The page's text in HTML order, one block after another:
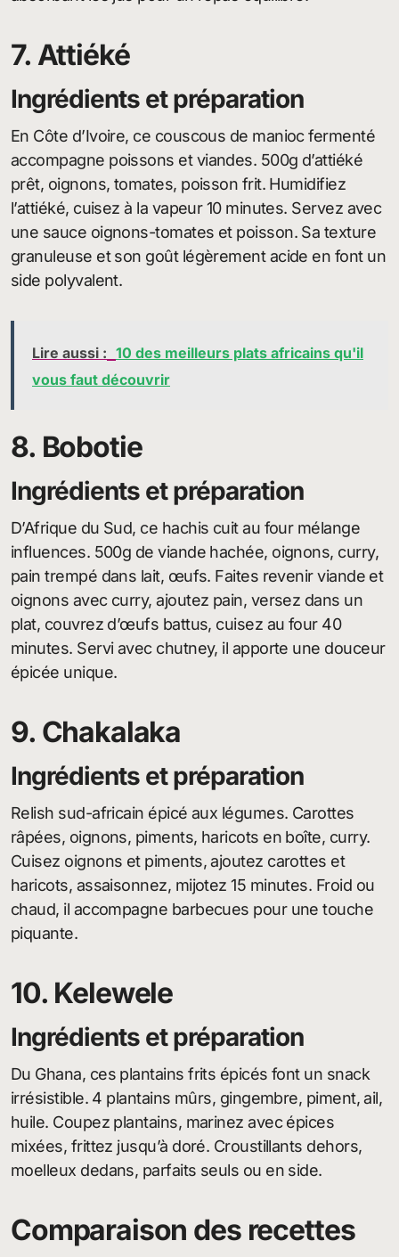
7. Attiéké
Ingrédients et préparation
En Côte d’Ivoire, ce couscous de manioc fermenté
accompagne poissons et viandes. 500g d’attiéké
prêt, oignons, tomates, poisson frit. Humidifiez
l’attiéké, cuisez à la vapeur 10 minutes. Servez avec
une sauce oignons-tomates et poisson. Sa texture
granuleuse et son goût légèrement acide en font un
side polyvalent.
Lire aussi : 10 des meilleurs plats africains qu'il
vous faut découvrir
8. Bobotie
Ingrédients et préparation
D’Afrique du Sud, ce hachis cuit au four mélange
influences. 500g de viande hachée, oignons, curry,
pain trempé dans lait, œufs. Faites revenir viande et
oignons avec curry, ajoutez pain, versez dans un
plat, couvrez d’œufs battus, cuisez au four 40
minutes. Servi avec chutney, il apporte une douceur
épicée unique.
9. Chakalaka
Ingrédients et préparation
Relish sud-africain épicé aux légumes. Carottes
râpées, oignons, piments, haricots en boîte, curry.
Cuisez oignons et piments, ajoutez carottes et
haricots, assaisonnez, mijotez 15 minutes. Froid ou
chaud, il accompagne barbecues pour une touche
piquante.
10. Kelewele
Ingrédients et préparation
Du Ghana, ces plantains frits épicés font un snack
irrésistible. 4 plantains mûrs, gingembre, piment, ail,
huile. Coupez plantains, marinez avec épices
mixées, frittez jusqu’à doré. Croustillants dehors,
moelleux dedans, parfaits seuls ou en side.
Comparaison des recettes